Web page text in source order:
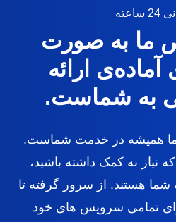
ساعته
ما به صورت
آماده‌ی ارائه
به شماست.
ما همیشه در خدمت شماست.
نیاز به کمک داشته باشید،
شما هستند. از سرور گرفته تا
تمامی سرویس های خود